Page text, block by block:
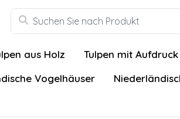
aus Holz Tulpen mit Aufdruck
Vogelhäuser